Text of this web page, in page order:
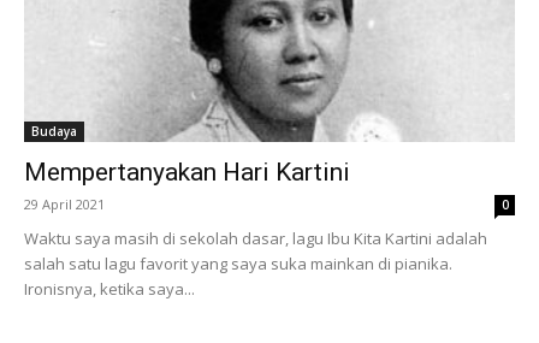
Budaya
Mempertanyakan Hari Kartini
29 April 2021 0
Waktu saya masih di sekolah dasar, lagu Ibu Kita Kartini adalah
salah satu lagu favorit yang saya suka mainkan di pianika.
Ironisnya, ketika saya...